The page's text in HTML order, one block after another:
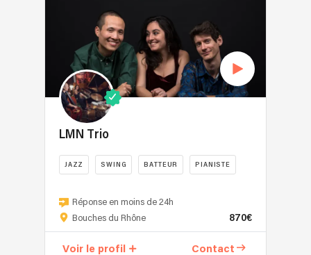
LMN Trio
JAZZ SWING BATTEUR PIANISTE
Réponse en moins de 24h
Bouches du Rhône
870€
Voir le profil Contact